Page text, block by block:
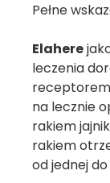
Pełne
Elahere
leczenia
na lecznie
rakiem
rakiem
od jednej